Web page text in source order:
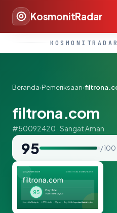
KosmonitRadar
Beranda›Pemeriksaan›
filtrona.com
#50092420 · Sangat Aman
95 / 100